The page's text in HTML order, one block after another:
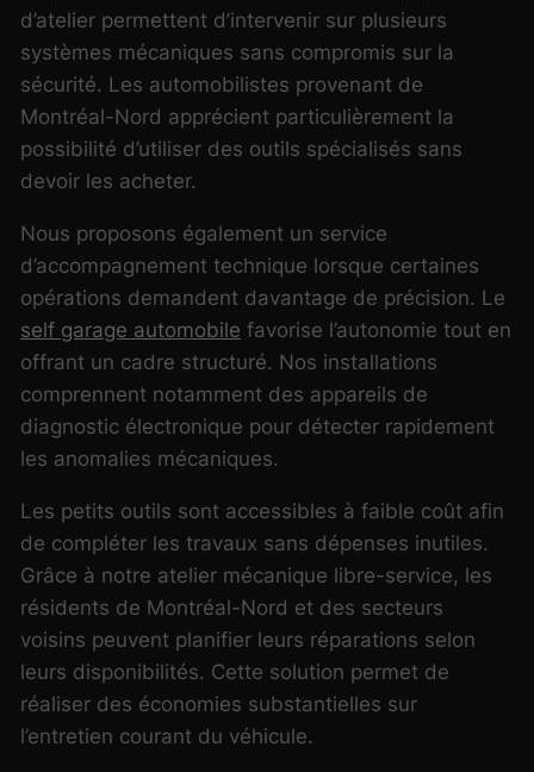
d’atelier permettent d’intervenir sur plusieurs
systèmes mécaniques sans compromis sur la
sécurité. Les automobilistes provenant de
Montréal-Nord apprécient particulièrement la
possibilité d’utiliser des outils spécialisés sans
devoir les acheter.
Nous proposons également un service
d’accompagnement technique lorsque certaines
opérations demandent davantage de précision. Le
self garage automobile favorise l’autonomie tout en
offrant un cadre structuré. Nos installations
comprennent notamment des appareils de
diagnostic électronique pour détecter rapidement
les anomalies mécaniques.
Les petits outils sont accessibles à faible coût afin
de compléter les travaux sans dépenses inutiles.
Grâce à notre atelier mécanique libre-service, les
résidents de Montréal-Nord et des secteurs
voisins peuvent planifier leurs réparations selon
leurs disponibilités. Cette solution permet de
réaliser des économies substantielles sur
l’entretien courant du véhicule.